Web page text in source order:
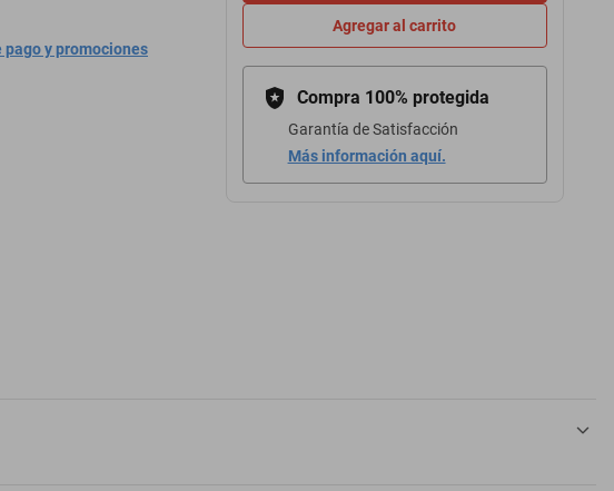
pago y promociones
Agregar al carrito
Compra 100% protegida
Garantía de Satisfacción
Más información aquí.